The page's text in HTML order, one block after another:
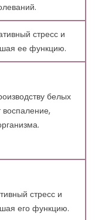
стресс и
ее функцию.
белых
воспаление,
стресс и
его функцию.